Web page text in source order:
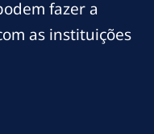
fazer a
as instituições